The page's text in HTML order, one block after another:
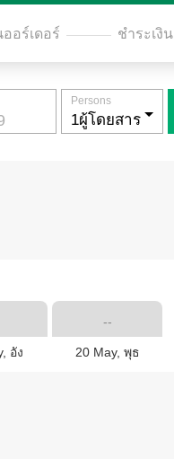
อร์เดอร์ ชำระเงิน
Persons
อัง
--
20 May, พุธ